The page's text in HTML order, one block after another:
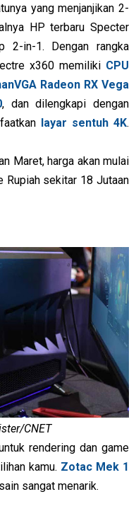
yang menjanjikan 2-
HP terbaru Specter
2-in-1. Dengan rangka
x360 memiliki CPU
Radeon RX Vega
, dan dilengkapi dengan
layar sentuh 4K.
Maret, harga akan mulai
Rupiah sekitar 18 Jutaan
CNET
rendering dan game
kamu. Zotac Mek 1
sangat menarik.